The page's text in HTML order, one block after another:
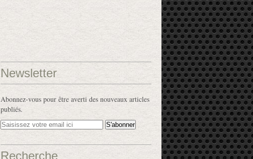
Newsletter
Abonnez-vous pour être averti des nouveaux articles
publiés.
Recherche